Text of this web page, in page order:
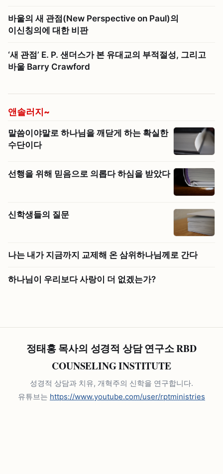
바울의 새 관점(New Perspective on Paul)의
이신칭의에 대한 비판
‘새 관점’ E. P. 샌더스가 본 유대교의 부적절성, 그리고
바울 Barry Crawford
앤솔러지~
말씀이야말로 하나님을 깨닫게 하는 확실한
수단이다
선행을 위해 믿음으로 의롭다 하심을 받았다
신학생들의 질문
나는 내가 지금까지 교제해 온 삼위하나님께로 간다
하나님이 우리보다 사랑이 더 없겠는가?
정태홍 목사의 성경적 상담 연구소 RBD
COUNSELING INSTITUTE
성경적 상담과 치유, 개혁주의 신학을 연구합니다.
유튜브는 https://www.youtube.com/user/rptministries